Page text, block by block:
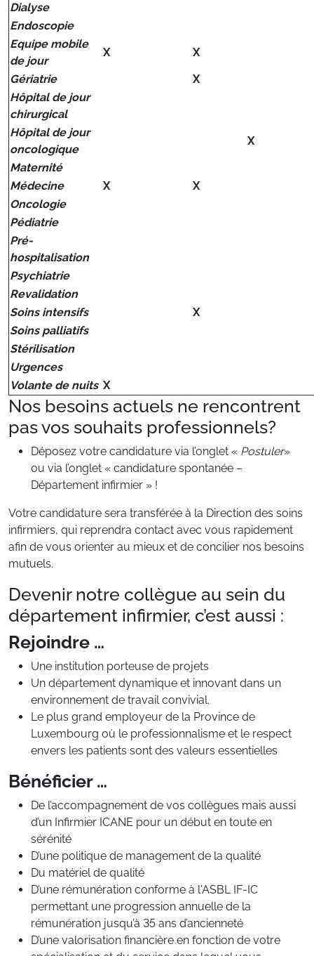
Dialyse
Endoscopie
Equipe mobile
de jour
X
X
Gériatrie
X
Hôpital de jour
chirurgical
Hôpital de jour
oncologique
X
Maternité
Médecine
X
X
Oncologie
Pédiatrie
Pré-
hospitalisation
Psychiatrie
Revalidation
Soins intensifs
X
Soins palliatifs
Stérilisation
Urgences
Volante de nuits X
Nos besoins actuels ne rencontrent
pas vos souhaits professionnels?
Déposez votre candidature via l’onglet « Postuler»
ou via l’onglet « candidature spontanée –
Département infirmier » !
Votre candidature sera transférée à la Direction des soins
infirmiers, qui reprendra contact avec vous rapidement
afin de vous orienter au mieux et de concilier nos besoins
mutuels.
Devenir notre collègue au sein du
département infirmier, c’est aussi :
Rejoindre …
Une institution porteuse de projets
Un département dynamique et innovant dans un
environnement de travail convivial.
Le plus grand employeur de la Province de
Luxembourg où le professionnalisme et le respect
envers les patients sont des valeurs essentielles
Bénéficier …
De l’accompagnement de vos collègues mais aussi
d’un Infirmier ICANE pour un début en toute en
sérénité
D’une politique de management de la qualité
Du matériel de qualité
D’une rémunération conforme à l'ASBL IF-IC
permettant une progression annuelle de la
rémunération jusqu’à 35 ans d’ancienneté
D’une valorisation financière en fonction de votre